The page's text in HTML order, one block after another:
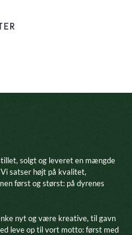
solgt og leveret en mængde
satser højt på kvalitet,
først og størst: på dyrenes
nyt og være kreative, til gavn
leve op til vort motto: først med